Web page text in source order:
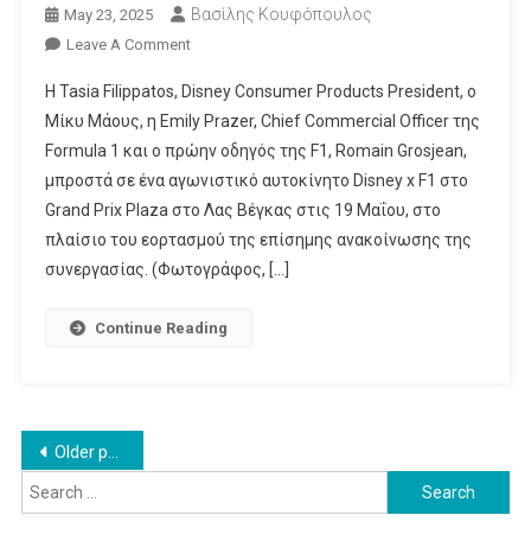
May 23, 2025 Βασίλης Κουφόπουλος
Leave A CommentOn
1® Και
Η Disney
Ανακοινώνουν
Μια
Νέα,
Συναρπαστική
Συνεργασία
Η Tasia Filippatos, Disney Consumer Products President, ο
Μίκυ Μάους, η Emily Prazer, Chief Commercial Officer της
Formula 1 και ο πρώην οδηγός της F1, Romain Grosjean,
μπροστά σε ένα αγωνιστικό αυτοκίνητο Disney x F1 στο
Grand Prix Plaza στο Λας Βέγκας στις 19 Μαΐου, στο
πλαίσιο του εορτασμού της επίσημης ανακοίνωσης της
συνεργασίας. (Φωτογράφος, […]
Continue Reading
Posts
navigation
Older posts
Search
for: